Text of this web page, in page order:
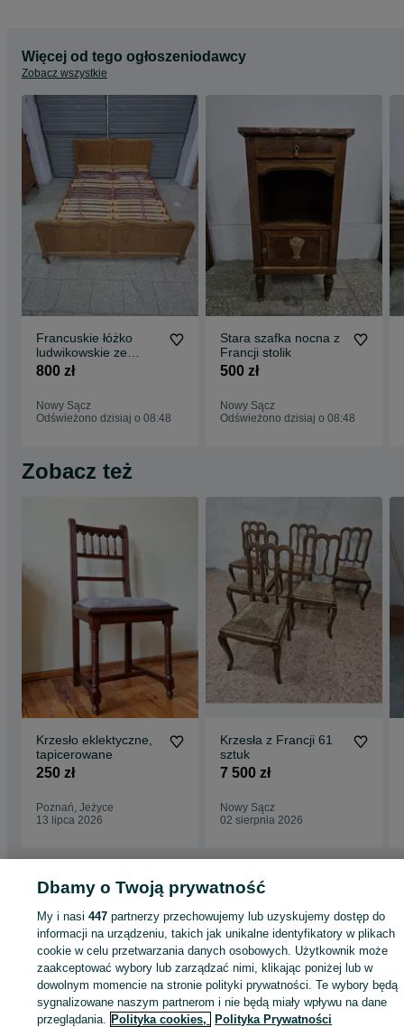
Więcej od tego ogłoszeniodawcy
Zobacz wszystkie
Francuskie łóżko
ludwikowskie ze
stelażem
800 zł
Nowy Sącz
Odświeżono dzisiaj o 08:48
Stara szafka nocna z
Francji stolik
500 zł
Nowy Sącz
Odświeżono dzisiaj o 08:48
Zobacz też
Krzesło eklektyczne,
tapicerowane
250 zł
Poznań, Jeżyce
13 lipca 2026
Krzesła z Francji 61
sztuk
7 500 zł
Nowy Sącz
02 sierpnia 2026
Małopolskie
Krzesła - Nowy Sącz
KATEGORIA
ID:1072883039 Wyświetlenia:
Dbamy o Twoją prywatność
My i nasi447 partnerzy przechowujemy lub uzyskujemy dostęp do
informacji na urządzeniu, takich jak unikalne identyfikatory w plikach
cookie w celu przetwarzania danych osobowych. Użytkownik może
zaakceptować wybory lub zarządzać nimi, klikając poniżej lub w
dowolnym momencie na stronie polityki prywatności. Te wybory będą
sygnalizowane naszym partnerom i nie będą miały wpływu na dane
przeglądania. Polityka cookies, Polityka Prywatności